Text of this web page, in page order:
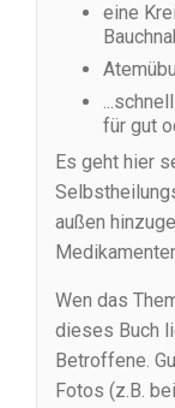
eine
für gut
Es geht hier
außen
Wen das
dieses Buch
Betroffene.
Fotos (z.B.